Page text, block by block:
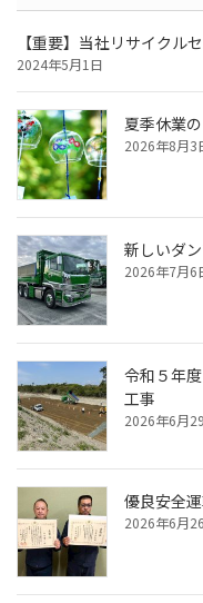
【重要】当社リサイクル
2024年5月1日
夏季休業
2026年8月3
新しいダ
2026年7月6
令和５年
工事
2026年6月
優良安全
2026年6月